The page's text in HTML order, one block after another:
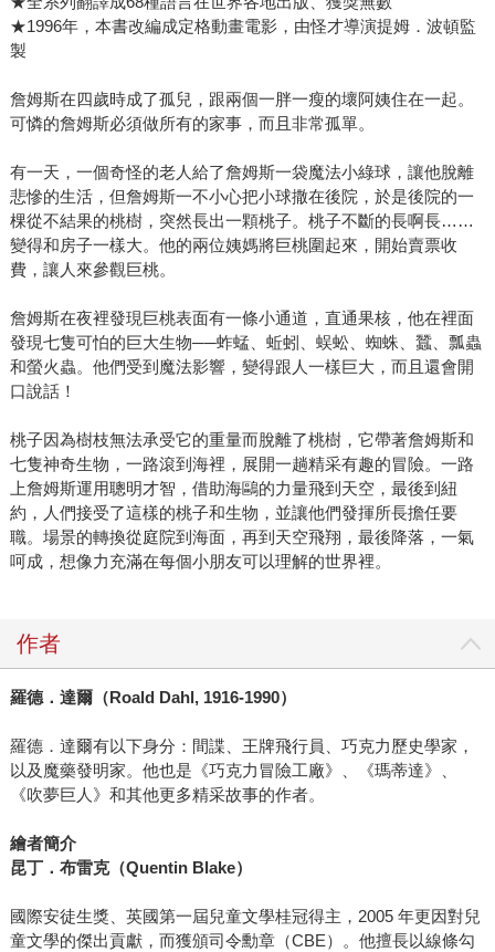
★1996年，本書改編成定格動畫電影，由怪才導演提姆．波頓監
製
詹姆斯在四歲時成了孤兒，跟兩個一胖一瘦的壞阿姨住在一起。
可憐的詹姆斯必須做所有的家事，而且非常孤單。
有一天，一個奇怪的老人給了詹姆斯一袋魔法小綠球，讓他脫離
悲慘的生活，但詹姆斯一不小心把小球撒在後院，於是後院的一
棵從不結果的桃樹，突然長出一顆桃子。桃子不斷的長啊長……
變得和房子一樣大。他的兩位姨媽將巨桃圍起來，開始賣票收
費，讓人來參觀巨桃。
詹姆斯在夜裡發現巨桃表面有一條小通道，直通果核，他在裡面
發現七隻可怕的巨大生物──蚱蜢、蚯蚓、蜈蚣、蜘蛛、蠶、瓢蟲
和螢火蟲。他們受到魔法影響，變得跟人一樣巨大，而且還會開
口說話！
桃子因為樹枝無法承受它的重量而脫離了桃樹，它帶著詹姆斯和
七隻神奇生物，一路滾到海裡，展開一趟精采有趣的冒險。一路
上詹姆斯運用聰明才智，借助海鷗的力量飛到天空，最後到紐
約，人們接受了這樣的桃子和生物，並讓他們發揮所長擔任要
職。場景的轉換從庭院到海面，再到天空飛翔，最後降落，一氣
呵成，想像力充滿在每個小朋友可以理解的世界裡。
作者
羅德．達爾（Roald Dahl, 1916-1990）
羅德．達爾有以下身分：間諜、王牌飛行員、巧克力歷史學家，
以及魔藥發明家。他也是《巧克力冒險工廠》、《瑪蒂達》、
《吹夢巨人》和其他更多精采故事的作者。
繪者簡介
昆丁．布雷克（Quentin Blake）
國際安徒生獎、英國第一屆兒童文學桂冠得主，2005 年更因對兒
童文學的傑出貢獻，而獲頒司令勳章（CBE）。他擅長以線條勾